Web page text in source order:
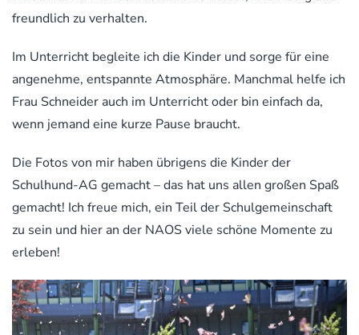
freundlich zu verhalten.
Im Unterricht begleite ich die Kinder und sorge für eine
angenehme, entspannte Atmosphäre. Manchmal helfe ich
Frau Schneider auch im Unterricht oder bin einfach da,
wenn jemand eine kurze Pause braucht.
Die Fotos von mir haben übrigens die Kinder der
Schulhund-AG gemacht – das hat uns allen großen Spaß
gemacht! Ich freue mich, ein Teil der Schulgemeinschaft
zu sein und hier an der NAOS viele schöne Momente zu
erleben!